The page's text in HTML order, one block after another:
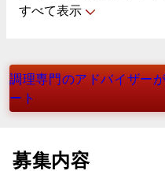
すべて表示
調理専門のアドバイザー
ート
募集内容